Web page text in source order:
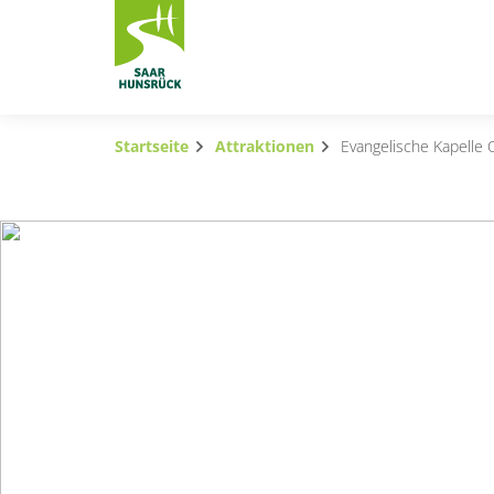
Zum Hauptinhalt springen
Subnavigation umschalten
Startseite Attraktionen Evangelische Kapelle